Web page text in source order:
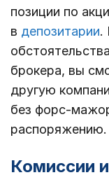
позиции по
в депозитарии.
брокера, вы
другую
без форс-
распоряжению.
Комиссии